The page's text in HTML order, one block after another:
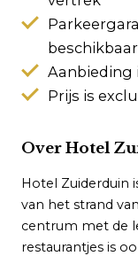
Aanbieding
Prijs is
Over Hotel
Hotel Zuiderduin
van het strand
centrum met de
restaurantjes is